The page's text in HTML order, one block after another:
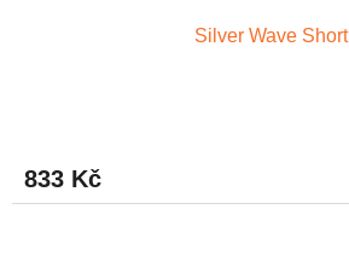
Silver Wave Short
je
4,8
833 Kč